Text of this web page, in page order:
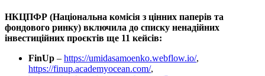
НКЦПФР (Національна комісія з цінних паперів та
фондового ринку) включила до списку ненадійних
інвестиційних проєктів ще 11 кейсів:
FinUp – https://umidasamoenko.webflow.io/,
https://finup.academyocean.com/,